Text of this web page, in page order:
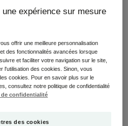
de soins dermatologiques et
marques) et agit directement
pour favoriser un retour à
BEST SELLER
expérience sur mesure
offrir une meilleure personnalisation
des fonctionnalités avancées lorsque
et faciliter votre navigation sur le site,
l'utilisation des cookies. Sinon, vous
cookies. Pour en savoir plus sur le
consultez notre politique de confidentialité
de confidentialité
des cookies